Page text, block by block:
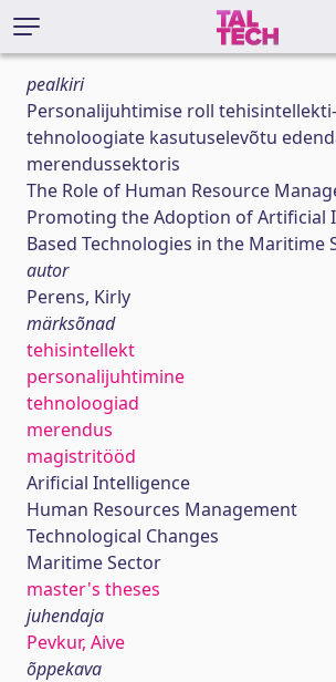
pealkiri
Personalijuhtimise roll
tehnoloogiate kasutuselevõtu
merendussektoris
The Role of Human Resource
Promoting the Adoption of Artificial
Based Technologies in the Maritime
autor
Perens, Kirly
märksõnad
tehisintellekt
personalijuhtimine
tehnoloogiad
merendus
magistritööd
Arificial Intelligence
Human Resources Management
Technological Changes
Maritime Sector
master's theses
juhendaja
Pevkur, Aive
õppekava